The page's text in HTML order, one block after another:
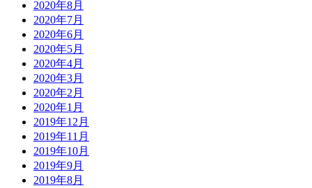
2020年8月
2020年7月
2020年6月
2020年5月
2020年4月
2020年3月
2020年2月
2020年1月
2019年12月
2019年11月
2019年10月
2019年9月
2019年8月